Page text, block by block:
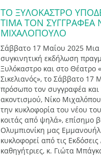
ΤΟ ΞΥΛΌΚΑΣΤΡΟ
ΤΙΜΆ ΤΟΝ ΣΥΓΓΡΑΦΈΑ
ΜΙΧΑΛΌΠΟΥΛΟ
Σάββατο 17 Μαΐου 2025 Μια
συγκινητική εκδήλωση
Ξυλόκαστρο και στο Θέατρο
Σικελιανός», το Σάββατο 17
πρόσωπο τον συγγραφέα
ακοντισμού, Νίκο
την κυκλοφορία του νέου
κοιτάς από ψηλά», επίσημο
Ολυμπιονίκη μας
κυκλοφορεί από τις
καθηγήτριες, κ. Γιώτα